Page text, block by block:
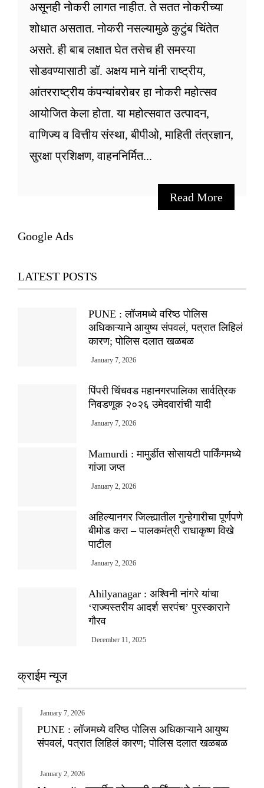
असूनही नोकरी लागत नाहीत. ते सतत नोकरीच्या
शोधात असतात. नोकरी नसल्यामुळे कुटुंब चिंतेत
असते. ही बाब लक्षात घेत तसेच ही समस्या
सोडवण्यासाठी डॉ. अक्षय माने यांनी राष्ट्रीय,
आंतरराष्ट्रीय कंपन्यांबरोबर हा नोकरी महोत्सव
आयोजित केला होता. या महोत्सवात उत्पादन,
वाणिज्य व वित्तीय संस्था, बीपीओ, माहिती तंत्रज्ञान,
सुरक्षा प्रशिक्षण, वाहननिर्मित...
Read More
Google Ads
LATEST POSTS
PUNE : लॉजमध्ये वरिष्ठ पोलिस
अधिकाऱ्याने आयुष्य संपवलं, पत्रात लिहिलं
कारण; पोलिस दलात खळबळ
January 7, 2026
पिंपरी चिंचवड महानगरपालिका सार्वत्रिक
निवडणूक २०२६ उमेदवारांची यादी
January 7, 2026
Mamurdi : मामुर्डीत सोसायटी पार्किंगमध्ये
गांजा जप्त
January 2, 2026
अहिल्यानगर जिल्ह्यातील गुन्हेगारीचा पूर्णपणे
बीमोड करा – पालकमंत्री राधाकृष्ण विखे
पाटील
January 2, 2026
Ahilyanagar : अश्विनी नांगरे यांचा
‘राज्यस्तरीय आदर्श सरपंच’ पुरस्काराने
गौरव
December 11, 2025
क्राईम न्यूज
January 7, 2026
PUNE : लॉजमध्ये वरिष्ठ पोलिस अधिकाऱ्याने आयुष्य
संपवलं, पत्रात लिहिलं कारण; पोलिस दलात खळबळ
January 2, 2026